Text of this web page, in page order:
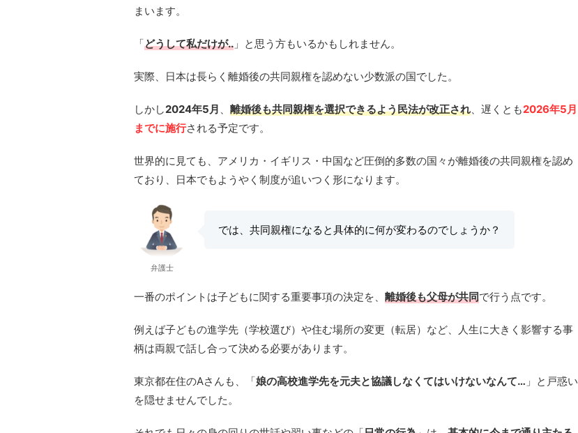
まいます。
「どうして私だけが.. 」と思う方もいるかもしれません。
実際、日本は長らく離婚後の共同親権を認めない少数派の国でした。
しかし2024年5月 、 離婚後も共同親権を選択できるよう民法が改正され、遅くとも2026年5月
までに施行される予定です。
世界的に見ても、アメリカ・イギリス・中国など圧倒的多数の国々が離婚後の共同親権を認め
ており、日本でもようやく制度が追いつく形になります。
弁護士
では、共同親権になると具体的に何が変わるのでしょうか？
一番のポイントは子どもに関する重要事項の決定を、 離婚後も父母が共同で行う点です。
例えば子どもの進学先（学校選び）や住む場所の変更（転居）など、人生に大きく影響する事
柄は両親で話し合って決める必要があります。
東京都在住のAさんも、「娘の高校進学先を元夫と協議しなくてはいけないなんて… 」と戸惑い
を隠せませんでした。